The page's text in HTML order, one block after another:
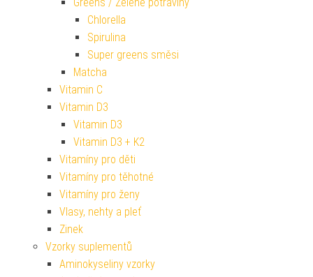
Chlorella
Spirulina
Super greens směsi
Matcha
Vitamin C
Vitamin D3
Vitamin D3
Vitamin D3 + K2
Vitamíny pro děti
Vitamíny pro těhotné
Vitamíny pro ženy
Vlasy, nehty a pleť
Zinek
Vzorky suplementů
Aminokyseliny vzorky